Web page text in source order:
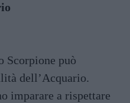
Scorpione può
dell’Acquario.
imparare a rispettare